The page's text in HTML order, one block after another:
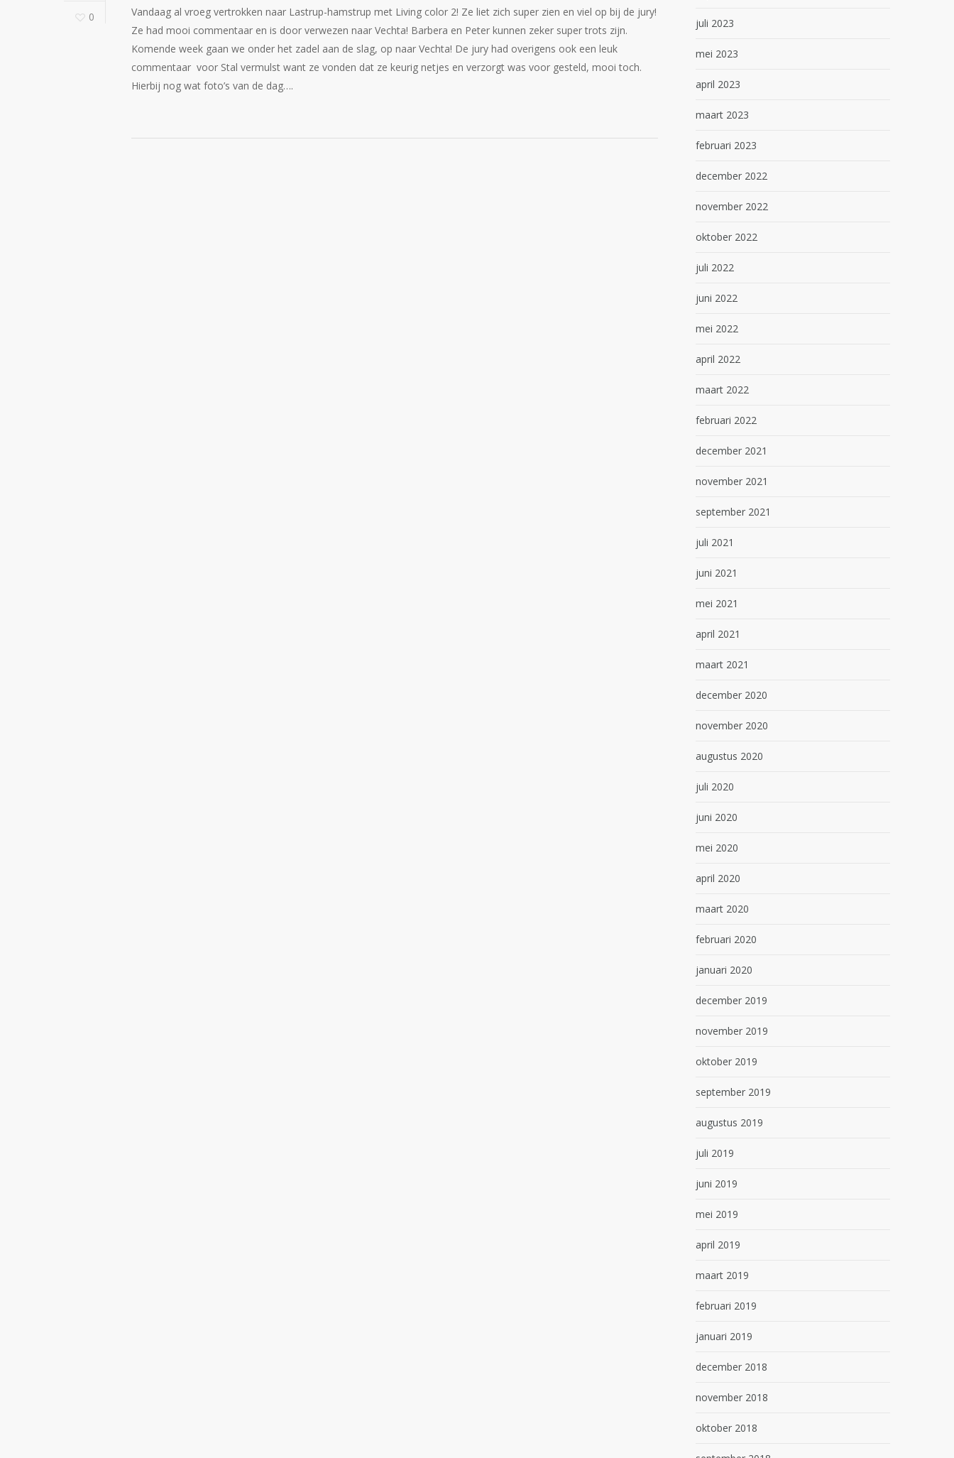
0
Vandaag al vroeg vertrokken naar Lastrup-hamstrup met Living color 2! Ze liet zich super zien en viel op bij de jury!
Ze had mooi commentaar en is door verwezen naar Vechta! Barbera en Peter kunnen zeker super trots zijn.
Komende week gaan we onder het zadel aan de slag, op naar Vechta! De jury had overigens ook een leuk
commentaar voor Stal vermulst want ze vonden dat ze keurig netjes en verzorgt was voor gesteld, mooi toch.
Hierbij nog wat foto’s van de dag….
juli 2023
mei 2023
april 2023
maart 2023
februari 2023
december 2022
november 2022
oktober 2022
juli 2022
juni 2022
mei 2022
april 2022
maart 2022
februari 2022
december 2021
november 2021
september 2021
juli 2021
juni 2021
mei 2021
april 2021
maart 2021
december 2020
november 2020
augustus 2020
juli 2020
juni 2020
mei 2020
april 2020
maart 2020
februari 2020
januari 2020
december 2019
november 2019
oktober 2019
september 2019
augustus 2019
juli 2019
juni 2019
mei 2019
april 2019
maart 2019
februari 2019
januari 2019
december 2018
november 2018
oktober 2018